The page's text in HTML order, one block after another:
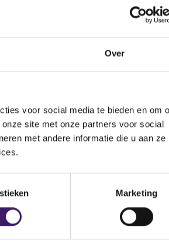
Over
voor social media te bieden en om
site met onze partners voor social
met andere informatie die u aan ze
Marketing